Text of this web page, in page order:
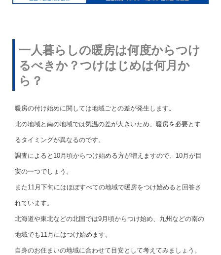
一人暮らしの暖房は何度からつけ
るべきか？つけはじめは何月か
ら？
暖房の付け始めに関しては地域ごとの差が発生します。
北の地域と南の地域では気温の差が大きいため、暖房を必要とす
るタイミングが異なるのです。
調査によると10月頃からつけ始める方が増えますので、10月が目
安の一つでしょう。
また11月下旬にはほぼすべての地域で暖房をつけ始めると回答さ
れています。
北海道や東北などの北国では9月頃からつけ始め、九州などの南の
地域でも11月にはつけ始めます。
自身のお住まいの地域に合わせて目安として考えてみましょう。